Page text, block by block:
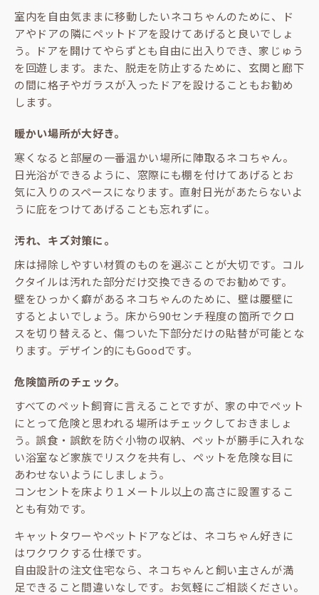
室内を自由気ままに移動したいネコちゃんのために、ド
アやドアの隣にペットドアを設けてあげると良いでしょ
う。ドアを開けてやらずとも自由に出入りでき、家じゅう
を回遊します。また、脱走を防止するために、玄関と廊下
の間に格子やガラスが入ったドアを設けることもお勧め
します。
暖かい場所が大好き。
寒くなると部屋の一番温かい場所に陣取るネコちゃん。
日光浴ができるように、窓際にも棚を付けてあげるとお
気に入りのスペースになります。直射日光があたらないよ
うに庇をつけてあげることも忘れずに。
汚れ、キズ対策に。
床は掃除しやすい材質のものを選ぶことが大切です。コル
クタイルは汚れた部分だけ交換できるのでお勧めです。
壁をひっかく癖があるネコちゃんのために、壁は腰壁に
するとよいでしょう。床から90センチ程度の箇所でクロ
スを切り替えると、傷ついた下部分だけの貼替が可能とな
ります。デザイン的にもGoodです。
危険箇所のチェック。
すべてのペット飼育に言えることですが、家の中でペット
にとって危険と思われる場所はチェックしておきましょ
う。誤食・誤飲を防ぐ小物の収納、ペットが勝手に入れな
い浴室など家族でリスクを共有し、ペットを危険な目に
あわせないようにしましょう。
コンセントを床より１メートル以上の高さに設置するこ
とも有効です。
キャットタワーやペットドアなどは、ネコちゃん好きに
はワクワクする仕様です。
自由設計の注文住宅なら、ネコちゃんと飼い主さんが満
足できること間違いなしです。お気軽にご相談ください。